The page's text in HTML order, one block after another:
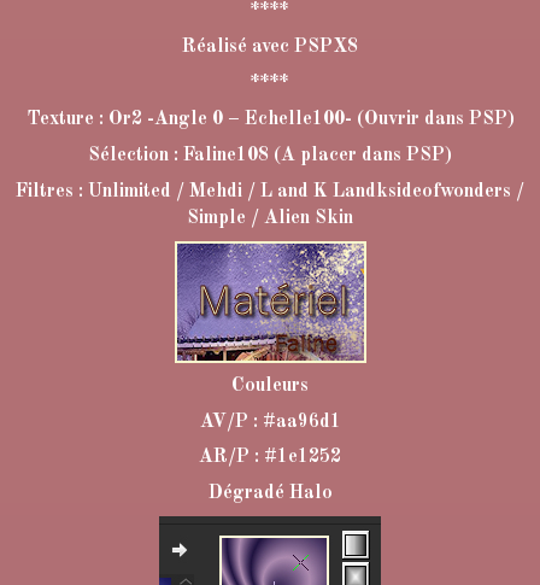
****
Réalisé avec PSPX8
****
Texture : Or2 -Angle 0 – Echelle100- (Ouvrir dans PSP)
Sélection : Faline108 (A placer dans PSP)
Filtres : Unlimited / Mehdi / L and K Landksideofwonders /
Simple / Alien Skin
Couleurs
AV/P : #aa96d1
AR/P : #1e1252
Dégradé Halo